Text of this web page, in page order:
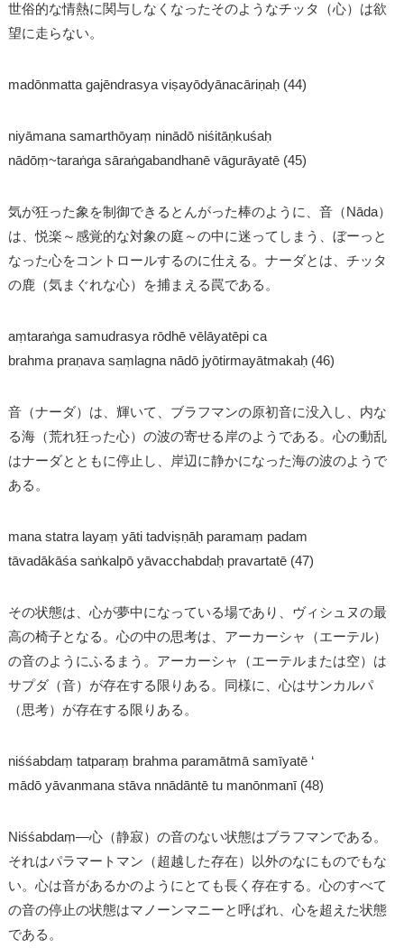
世俗的な情熱に関与しなくなったそのようなチッタ（心）は欲
望に走らない。
madōnmatta gajēndrasya viṣayōdyānacāriṇaḥ (44)
niyāmana samarthōyaṃ ninādō niśitāṇkuśaḥ
nādōṃ~taraṅga sāraṅgabandhanē vāgurāyatē (45)
気が狂った象を制御できるとんがった棒のように、音（Nāda）
は、悦楽～感覚的な対象の庭～の中に迷ってしまう、ぼーっと
なった心をコントロールするのに仕える。ナーダとは、チッタ
の鹿（気まぐれな心）を捕まえる罠である。
aṃtaraṅga samudrasya rōdhē vēlāyatēpi ca
brahma praṇava saṃlagna nādō jyōtirmayātmakaḥ (46)
音（ナーダ）は、輝いて、ブラフマンの原初音に没入し、内な
る海（荒れ狂った心）の波の寄せる岸のようである。心の動乱
はナーダとともに停止し、岸辺に静かになった海の波のようで
ある。
mana statra layaṃ yāti tadviṣṇāḥ paramaṃ padam
tāvadākāśa saṅkalpō yāvacchabdaḥ pravartatē (47)
その状態は、心が夢中になっている場であり、ヴィシュヌの最
高の椅子となる。心の中の思考は、アーカーシャ（エーテル）
の音のようにふるまう。アーカーシャ（エーテルまたは空）は
サプダ（音）が存在する限りある。同様に、心はサンカルパ
（思考）が存在する限りある。
niśśabdaṃ tatparaṃ brahma paramātmā samīyatē ‘
mādō yāvanmana stāva nnādāntē tu manōnmanī (48)
Niśśabdaṃ―心（静寂）の音のない状態はブラフマンである。
それはパラマートマン（超越した存在）以外のなにものでもな
い。心は音があるかのようにとても長く存在する。心のすべて
の音の停止の状態はマノーンマニーと呼ばれ、心を超えた状態
である。